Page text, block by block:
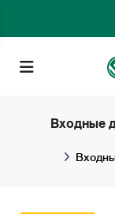
Входные